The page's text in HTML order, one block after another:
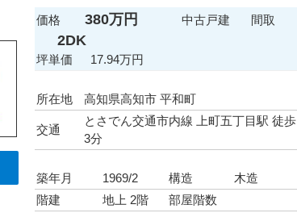
価格 380万円 中古戸建 間取
2DK
坪単価 17.94万円
所在地 高知県高知市 平和町
交通
とさでん交通市内線 上町五丁目駅 徒歩
3分
築年月 1969/2 構造
木造
階建
地上 2階 部屋階数